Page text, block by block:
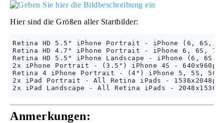
Hier sind die Größen aller Startbilder:
Retina HD 5.5" iPhone Portrait - iPhone (6, 6S,
Retina HD 4.7" iPhone Portrait - iPhone 6, 6S, 7 -
Retina HD 5.5" iPhone Landscape - iPhone (6, 6S,
2x iPhone Portrait - (3.5") iPhone 4S - 640x960px
Retina 4 iPhone Portrait - (4") iPhone 5, 5S, 5C,
2x iPad Portrait - All Retina iPads - 1536x2048px
Anmerkungen: